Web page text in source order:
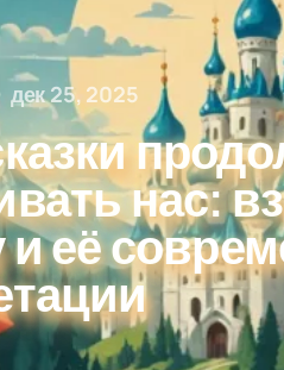
дек 25, 2025
нас:
и её